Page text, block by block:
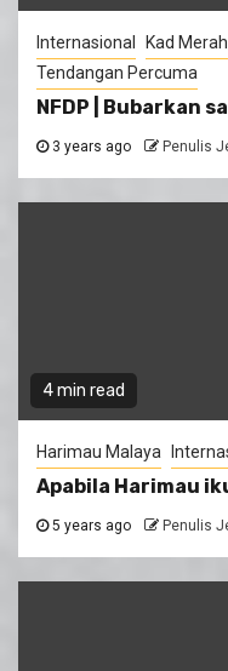
Internasional Kad Merah
Tendangan Percuma
NFDP | Bubarkan
3 years ago Penulis
4 min read
Harimau Malaya
Apabila Harimau
5 years ago Penulis